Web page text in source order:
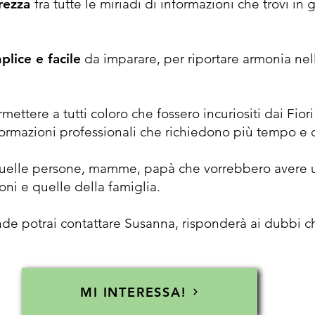
fra tutte le miriadi di informazioni che trovi in
e facile da imparare, per riportare armonia
a tutti coloro che fossero incuriositi dai
professionali che richiedono più tempo e
persone, mamme, papà che vorrebbero avere
e quelle della famiglia.
potrai contattare Susanna, risponderà ai dubbi
MI INTERESSA!